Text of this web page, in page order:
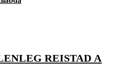
REISTAD A